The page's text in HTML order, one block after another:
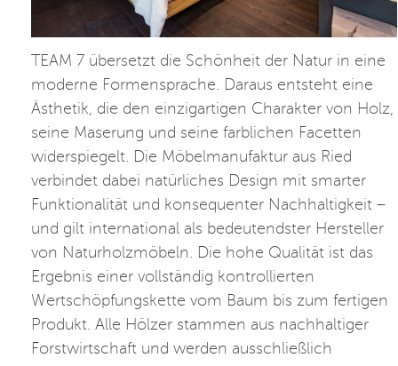
TEAM 7 übersetzt die Schönheit der Natur in eine
moderne Formensprache. Daraus entsteht eine
Ästhetik, die den einzigartigen Charakter von Holz,
seine Maserung und seine farblichen Facetten
widerspiegelt. Die Möbelmanufaktur aus Ried
verbindet dabei natürliches Design mit smarter
Funktionalität und konsequenter Nachhaltigkeit –
und gilt international als bedeutendster Hersteller
von Naturholzmöbeln. Die hohe Qualität ist das
Ergebnis einer vollständig kontrollierten
Wertschöpfungskette vom Baum bis zum fertigen
Produkt. Alle Hölzer stammen aus nachhaltiger
Forstwirtschaft und werden ausschließlich